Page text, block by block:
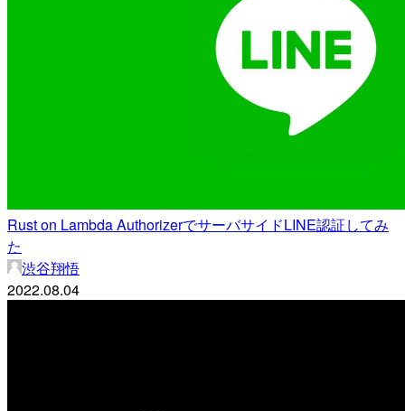
Rust on Lambda AuthorizerでサーバサイドLINE認証してみ
た
渋谷翔悟
2022.08.04